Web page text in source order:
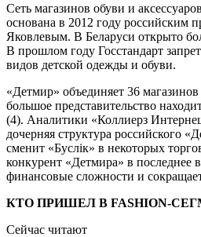
Сеть магазинов обуви и
основана в 2012 году российским
Яковлевым. В Беларуси открыто
В прошлом году Госстандарт
видов детской одежды и обуви.
«Детмир» объединяет 36
большое представительство
(4). Аналитики «Коллиерз
дочерняя структура российского
сменит «Буслiк» в некоторых
конкурент «Детмира» в последнее
финансовые сложности и
КТО ПРИШЕЛ В FASHION-
Сейчас читают